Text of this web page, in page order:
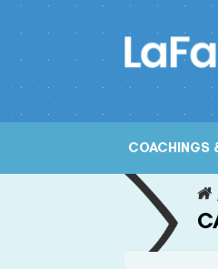
Skip
to
COACHINGS